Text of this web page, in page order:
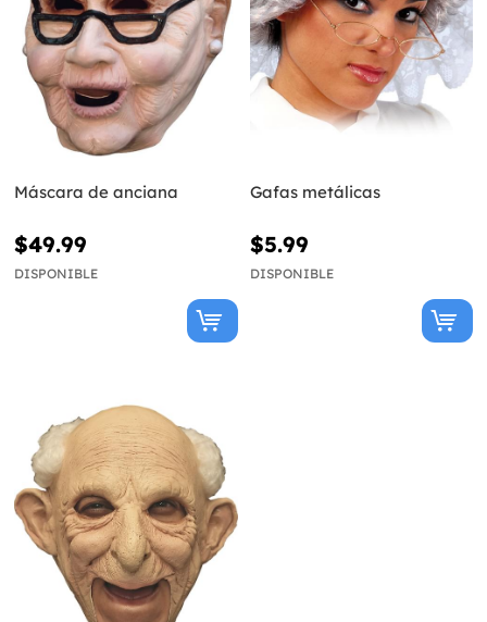
Máscara de anciana
$49.99
DISPONIBLE
Gafas metálicas
$5.99
DISPONIBLE